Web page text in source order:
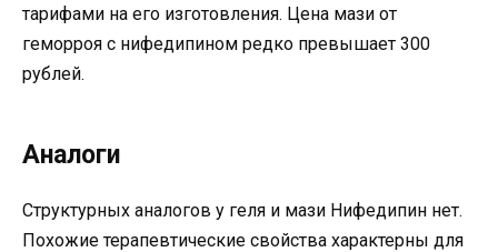
тарифами на его изготовления. Цена мази от
геморроя с нифедипином редко превышает 300
рублей.
Аналоги
Структурных аналогов у геля и мази Нифедипин нет.
Похожие терапевтические свойства характерны для